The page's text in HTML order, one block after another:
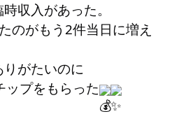
収入があった。
のがもう2件当日に増え
がたいのに
ップをもらった